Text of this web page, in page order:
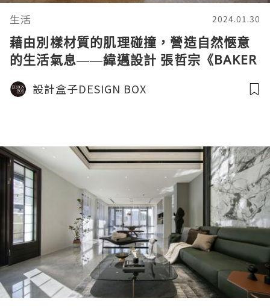
生活 2024.01.30
藉由別樣材質的肌理碰撞，營造自然愜意
的生活氣息——緯邁設計 張哲宗《BAKER
FOR BETTER》榮獲美國TITAN泰坦地產
設計金獎
設計盒子DESIGN BOX